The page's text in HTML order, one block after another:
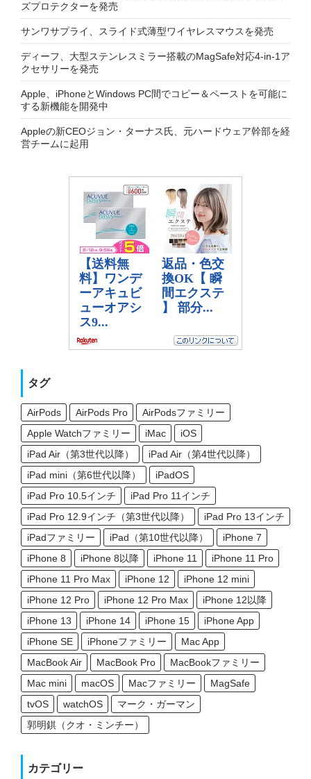
ズプロテクターを発売
サンワサプライ、スライド式薄型ワイヤレスマウスを発売
ディーフ、大型ステンレスミラー搭載のMagSafe対応4-in-1ア
クセサリーを発売
Apple、iPhoneとWindows PC間でコピー＆ペーストを可能に
する新機能を開発中
Appleの新CEOジョン・ターナス氏、元ハードウェア幹部を経
営チームに起用
タグ
AirPods AirPods Pro
AirPodsファミリー
Apple Watchファミリー
iMac
iOS
iPad Air（第3世代以降）
iPad Air（第4世代以降）
iPad mini（第6世代以降）
iPadOS
iPad Pro 10.5インチ
iPad Pro 11インチ
iPad Pro 12.9インチ（第3世代以降）
iPad Pro 13インチ
iPadファミリー
iPad（第10世代以降）
iPhone 7
iPhone 8
iPhone 8以降 iPhone 11
iPhone 11 Pro
iPhone 11 Pro Max
iPhone 12
iPhone 12 mini
iPhone 12 Pro
iPhone 12 Pro Max
iPhone 12以降
iPhone 13
iPhone 14 iPhone 15
iPhone App
iPhone SE
iPhoneファミリー
Mac App
MacBook Air
MacBook Pro
MacBookファミリー
Mac mini
macOS Macファミリー
MagSafe
tvOS
watchOS
マーク・ガーマン
郭明錤（クオ・ミンチー）
カテゴリー